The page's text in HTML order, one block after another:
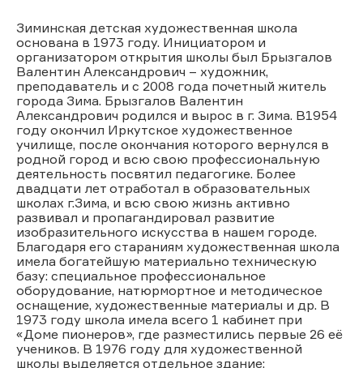
Зиминская детская художественная школа
основана в 1973 году. Инициатором и
организатором открытия школы был Брызгалов
Валентин Александрович – художник,
преподаватель и с 2008 года почетный житель
города Зима. Брызгалов Валентин
Александрович родился и вырос в г. Зима. В1954
году окончил Иркутское художественное
училище, после окончания которого вернулся в
родной город и всю свою профессиональную
деятельность посвятил педагогике. Более
двадцати лет отработал в образовательных
школах г.Зима, и всю свою жизнь активно
развивал и пропагандировал развитие
изобразительного искусства в нашем городе.
Благодаря его стараниям художественная школа
имела богатейшую материально техническую
базу: специальное профессиональное
оборудование, натюрмортное и методическое
оснащение, художественные материалы и др. В
1973 году школа имела всего 1 кабинет при
«Доме пионеров», где разместились первые 26 её
учеников. В 1976 году для художественной
школы выделяется отдельное здание: